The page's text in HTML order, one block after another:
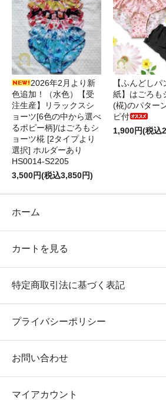
2026年2月より新
色追加！（水色）【受
注生産】リラックスシ
ョーツ[6色の中から選べ
るポピー柄]/はごろもシ
ョーツ椛 [2タイプより
選択] ホルダーあり
HS0014-S2205
3,500円(税込3,850円)
【ふんどしパ
紙】はごろも
(椛)のパター
ピ付
1,900円(税込
ホーム
カートを見る
特定商取引法に基づく表記
プライバシーポリシー
お問い合わせ
マイアカウント